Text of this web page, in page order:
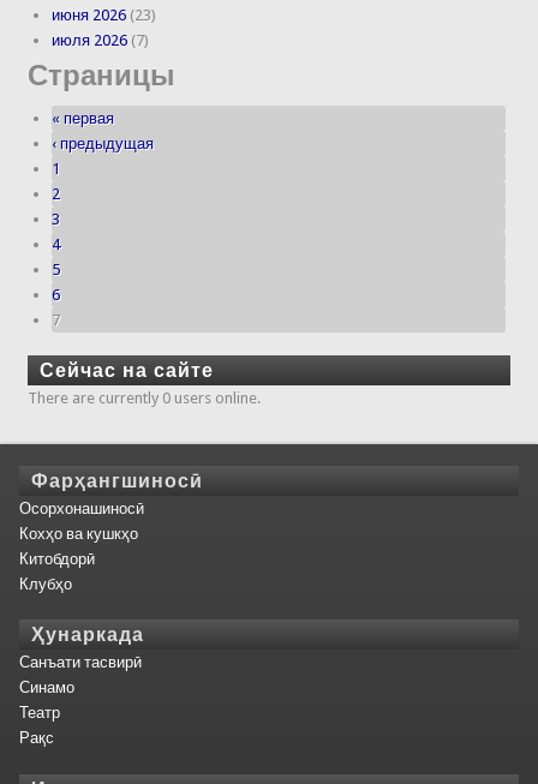
июня 2026 (23)
июля 2026 (7)
Страницы
« первая
‹ предыдущая
1
2
3
4
5
6
7
Сейчас на сайте
There are currently 0 users online.
Фарҳангшиносӣ
Осорхонашиносӣ
Кохҳо ва кушкҳо
Китобдорӣ
Клубҳо
Ҳунаркада
Санъати тасвирӣ
Синамо
Театр
Рақс